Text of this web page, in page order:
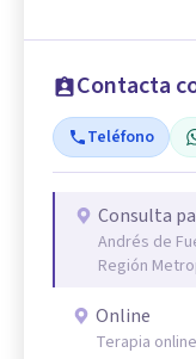
Contacta
Teléfono
Consulta
Andrés de
Región
Online
Terapia online